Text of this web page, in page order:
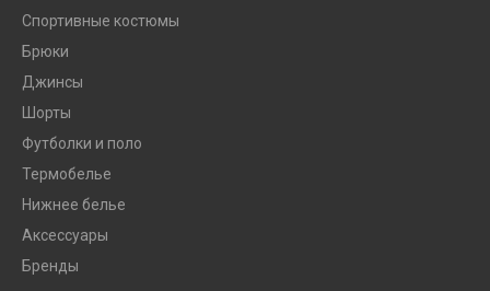
Спортивные костюмы
Брюки
Джинсы
Шорты
Футболки и поло
Термобелье
Нижнее белье
Аксессуары
Бренды